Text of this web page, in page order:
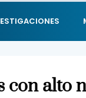
con alto